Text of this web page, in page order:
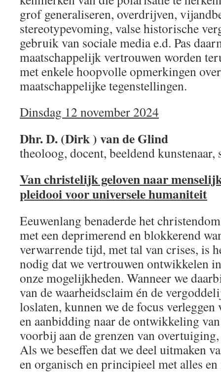
grof generaliseren, overdrijven,
stereotypevoming, valse historische
gebruik van sociale media e.d. Pas
maatschappelijk vertrouwen worden
met enkele hoopvolle opmerkingen
maatschappelijke tegenstellingen.
Dinsdag 12 november 2024
Dhr. D. (Dirk ) van de Glind
theoloog, docent, beeldend kunstenaar,
Van christelijk geloven naar
pleidooi voor universele humaniteit
Eeuwenlang benaderde het
met een deprimerend en blokkerend
verwarrende tijd, met tal van crises, is
nodig dat we vertrouwen ontwikkelen
onze mogelijkheden. Wanneer we
van de waarheidsclaim én de
loslaten, kunnen we de focus verleggen
en aanbidding naar de ontwikkeling
voorbij aan de grenzen van
Als we beseffen dat we deel uitmaken
en organisch en principieel met alles en